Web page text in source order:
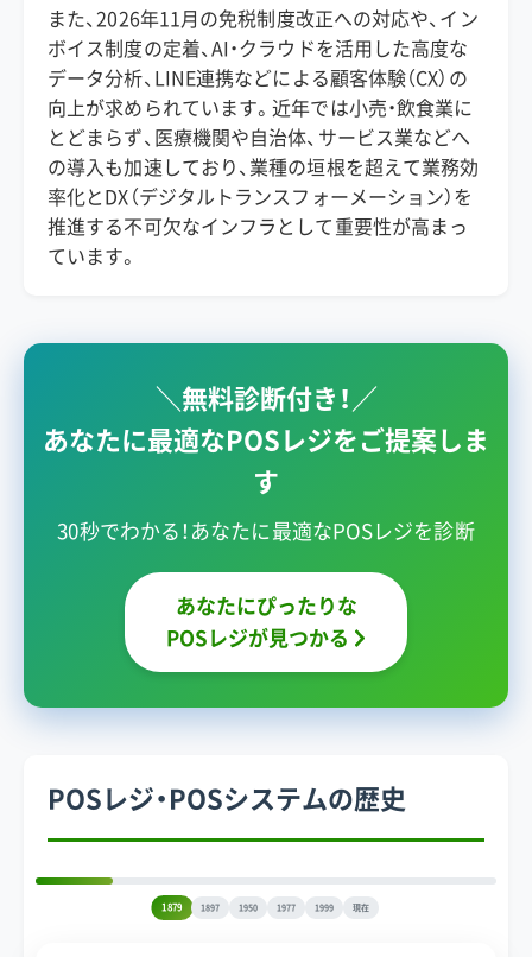
また、2026年11月の免税制度改正への対応や、イン
ボイス制度の定着、AI・クラウドを活用した高度な
データ分析、LINE連携などによる顧客体験（CX）の
向上が求められています。近年では小売・飲食業に
とどまらず、医療機関や自治体、サービス業などへ
の導入も加速しており、業種の垣根を超えて業務効
率化とDX（デジタルトランスフォーメーション）を
推進する不可欠なインフラとして重要性が高まっ
ています。
＼無料診断付き！／
あなたに最適なPOSレジをご提案しま
す
30秒でわかる！あなたに最適なPOSレジを診断
あなたにぴったりな
POSレジが見つかる
POSレジ・POSシステムの歴史
1879 1897 1950 1977 1999 現在